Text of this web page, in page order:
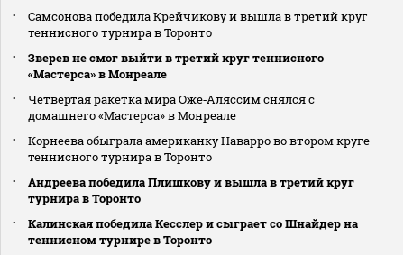
Самсонова победила Крейчикову и вышла в третий круг
теннисного турнира в Торонто
Зверев не смог выйти в третий круг теннисного
«Мастерса» в Монреале
Четвертая ракетка мира Оже‑Аляссим снялся с
домашнего «Мастерса» в Монреале
Корнеева обыграла американку Наварро во втором круге
теннисного турнира в Торонто
Андреева победила Плишкову и вышла в третий круг
турнира в Торонто
Калинская победила Кесслер и сыграет со Шнайдер на
теннисном турнире в Торонто